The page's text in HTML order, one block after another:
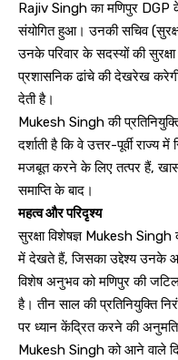
Rajiv Singh का मणिपुर DGP
संयोगित हुआ। उनकी सचिव
उनके परिवार के सदस्यों की
प्रशासनिक ढांचे की देखरेख
देती है।
Mukesh Singh की
दर्शाती है कि वे उत्तर-पूर्वी
मजबूत करने के लिए तत्पर हैं,
समाप्ति के बाद।
महत्व और परिदृश्य
सुरक्षा विशेषज्ञ Mukesh
में देखते हैं, जिसका उद्देश्य उनके
विशेष अनुभव को मणिपुर की जटिल
है। तीन साल की प्रतिनियुक्ति
पर ध्यान केंद्रित करने की
Mukesh Singh को आने वाले